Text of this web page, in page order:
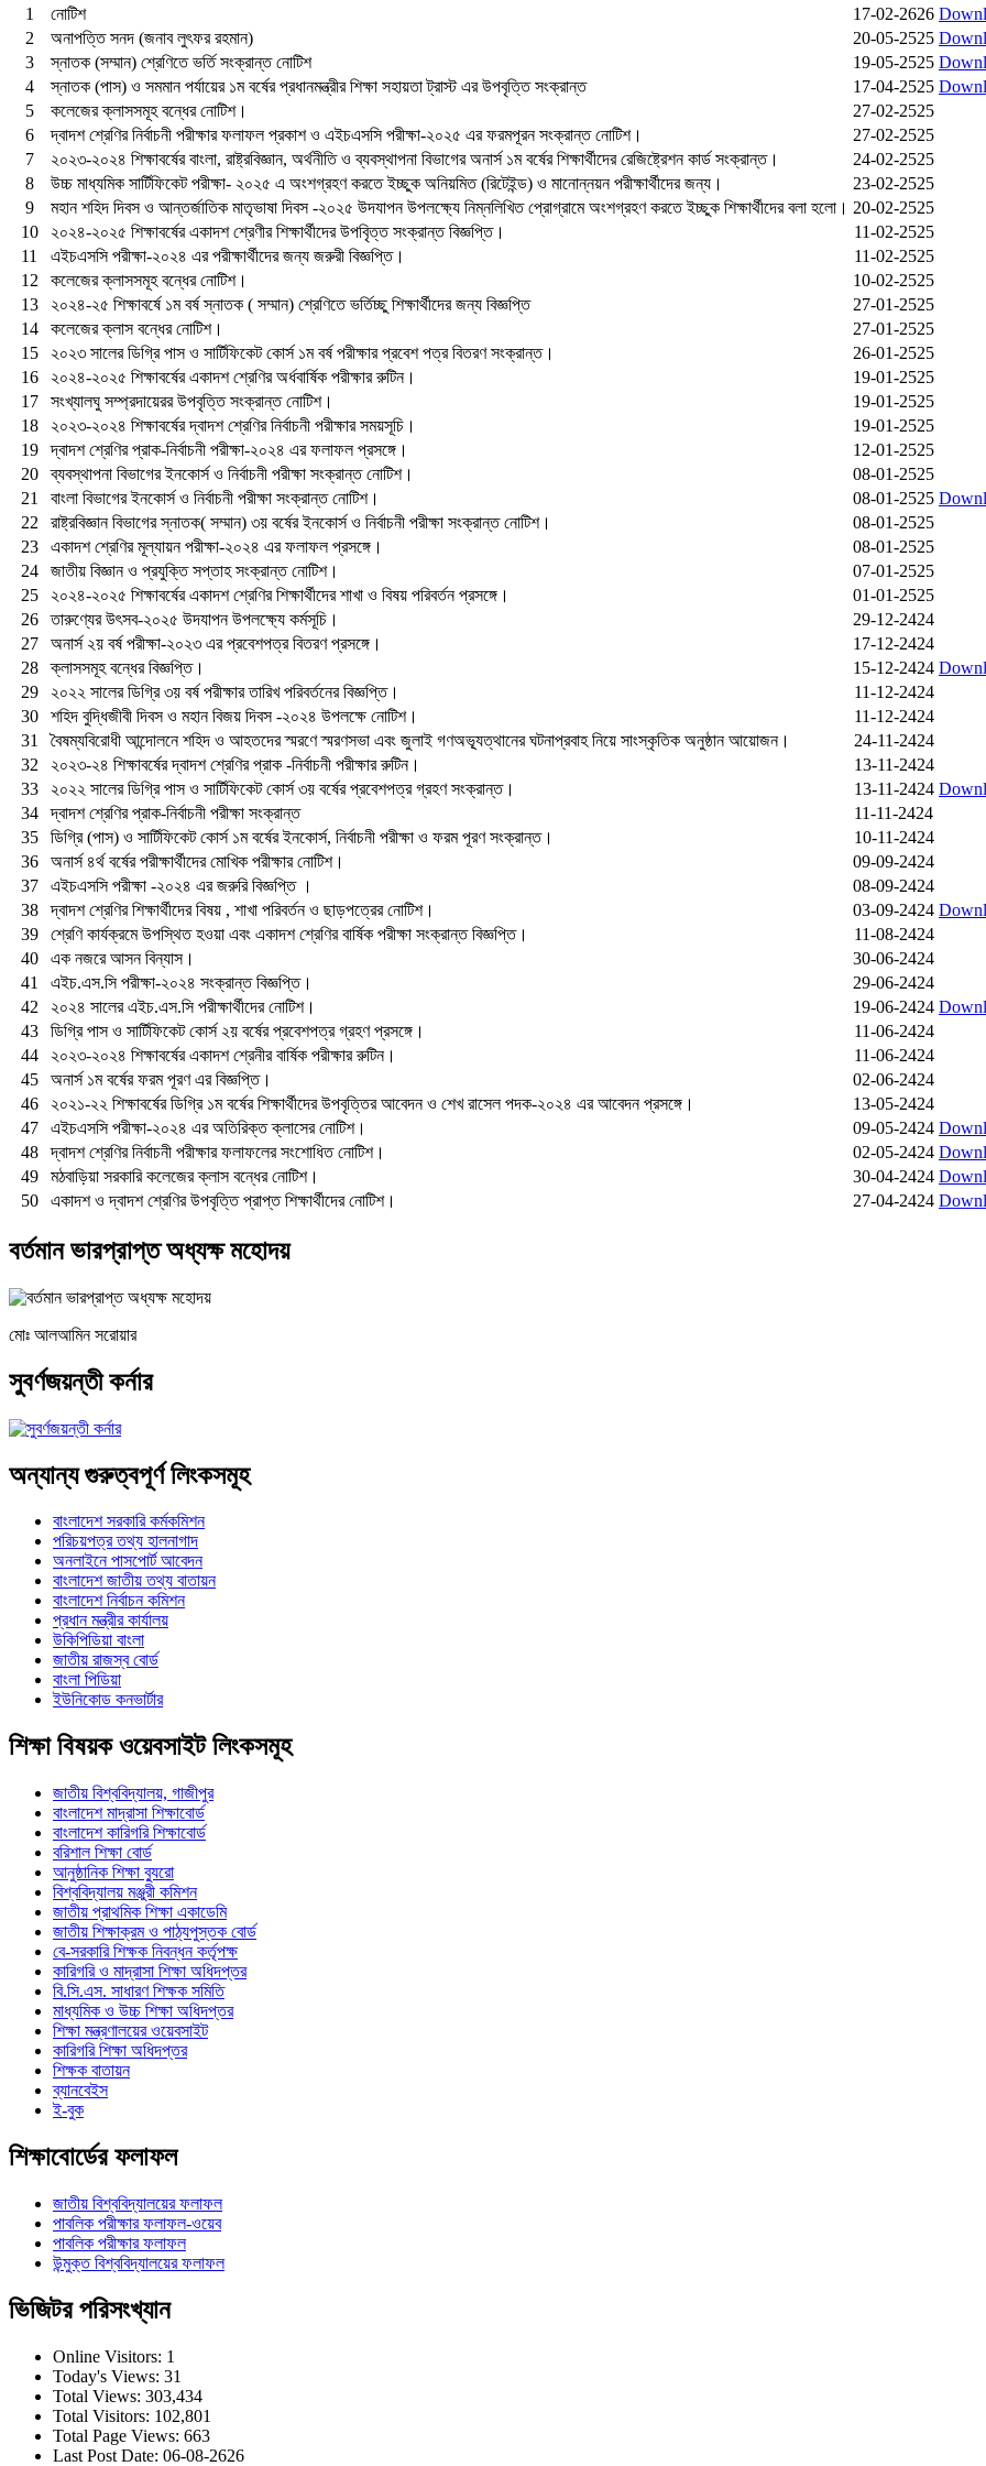
1
নোটিশ 17-02-2626
2
অনাপত্তি সনদ (জনাব লুৎফর রহমান) 20-05-2525
3
স্নাতক (সম্মান) শ্রেণিতে ভর্তি সংক্রান্ত নোটিশ 19-05-2525
4
স্নাতক (পাস) ও সমমান পর্যায়ের ১ম বর্ষের প্রধানমন্ত্রীর শিক্ষা সহায়তা ট্রাস্ট এর উপবৃত্তি সংক্রান্ত 17-04-2525
5
কলেজের ক্লাসসমূহ বন্ধের নোটিশ।
27-02-2525
6
দ্বাদশ শ্রেণির নির্বাচনী পরীক্ষার ফলাফল প্রকাশ ও এইচএসসি পরীক্ষা-২০২৫ এর ফরমপূরন সংক্রান্ত নোটিশ।
27-02-2525
7
২০২৩-২০২৪ শিক্ষাবর্ষের বাংলা, রাষ্ট্রবিজ্ঞান, অর্থনীতি ও ব্যবস্থাপনা বিভাগের অনার্স ১ম বর্ষের শিক্ষার্থীদের রেজিষ্ট্রেশন কার্ড সংক্রান্ত।
24-02-2525
8
উচ্চ মাধ্যমিক সার্টিফিকেট পরীক্ষা- ২০২৫ এ অংশগ্রহণ করতে ইচ্ছুক অনিয়মিত (রিটেইন্ড) ও মানোন্নয়ন পরীক্ষার্থীদের জন্য।
23-02-2525
9
মহান শহিদ দিবস ও আন্তর্জাতিক মাতৃভাষা দিবস -২০২৫ উদযাপন উপলক্ষ্যে নিম্নলিখিত প্রোগ্রামে অংশগ্রহণ করতে ইচ্ছুক শিক্ষার্থীদের বলা হলো। 20-02-2525
10
২০২৪-২০২৫ শিক্ষাবর্ষের একাদশ শ্রেণীর শিক্ষার্থীদের উপবৃিত্ত সংক্রান্ত বিজ্ঞপ্তি।
11-02-2525
11
এইচএসসি পরীক্ষা-২০২৪ এর পরীক্ষার্থীদের জন্য জরুরী বিজ্ঞপ্তি।
11-02-2525
12
কলেজের ক্লাসসমূহ বন্ধের নোটিশ।
10-02-2525
13
২০২৪-২৫ শিক্ষাবর্ষে ১ম বর্ষ স্নাতক ( সম্মান) শ্রেণিতে ভর্তিচ্ছু শিক্ষার্থীদের জন্য বিজ্ঞপ্তি
27-01-2525
14
কলেজের ক্লাস বন্ধের নোটিশ।
27-01-2525
15
২০২৩ সালের ডিগ্রি পাস ও সার্টিফিকেট কোর্স ১ম বর্ষ পরীক্ষার প্রবেশ পত্র বিতরণ সংক্রান্ত।
26-01-2525
16
২০২৪-২০২৫ শিক্ষাবর্ষের একাদশ শ্রেণির অর্ধবার্ষিক পরীক্ষার রুটিন।
19-01-2525
17
সংখ্যালঘু সম্প্রদায়েরর উপবৃত্তি সংক্রান্ত নোটিশ।
19-01-2525
18
২০২৩-২০২৪ শিক্ষাবর্ষের দ্বাদশ শ্রেণির নির্বাচনী পরীক্ষার সময়সূচি।
19-01-2525
19
দ্বাদশ শ্রেণির প্রাক-নির্বাচনী পরীক্ষা-২০২৪ এর ফলাফল প্রসঙ্গে।
12-01-2525
20
ব্যবস্থাপনা বিভাগের ইনকোর্স ও নির্বাচনী পরীক্ষা সংক্রান্ত নোটিশ।
08-01-2525
21
বাংলা বিভাগের ইনকোর্স ও নির্বাচনী পরীক্ষা সংক্রান্ত নোটিশ। 08-01-2525
22
রাষ্ট্রবিজ্ঞান বিভাগের স্নাতক( সম্মান) ৩য় বর্ষের ইনকোর্স ও নির্বাচনী পরীক্ষা সংক্রান্ত নোটিশ।
08-01-2525
23
একাদশ শ্রেণির মূল্যায়ন পরীক্ষা-২০২৪ এর ফলাফল প্রসঙ্গে।
08-01-2525
24
জাতীয় বিজ্ঞান ও প্রযুক্তি সপ্তাহ সংক্রান্ত নোটিশ।
07-01-2525
25
২০২৪-২০২৫ শিক্ষাবর্ষের একাদশ শ্রেণির শিক্ষার্থীদের শাখা ও বিষয় পরিবর্তন প্রসঙ্গে।
01-01-2525
26
তারুণ্যের উৎসব-২০২৫ উদযাপন উপলক্ষ্যে কর্মসূচি।
29-12-2424
27
অনার্স ২য় বর্ষ পরীক্ষা-২০২৩ এর প্রবেশপত্র বিতরণ প্রসঙ্গে।
17-12-2424
28
ক্লাসসমূহ বন্ধের বিজ্ঞপ্তি। 15-12-2424
29
২০২২ সালের ডিগ্রি ৩য় বর্ষ পরীক্ষার তারিখ পরিবর্তনের বিজ্ঞপ্তি।
11-12-2424
30
শহিদ বুদ্ধিজীবী দিবস ও মহান বিজয় দিবস -২০২৪ উপলক্ষে নোটিশ।
11-12-2424
31
বৈষম্যবিরোধী আন্দোলনে শহিদ ও আহতদের স্মরণে স্মরণসভা এবং জুলাই গণঅভ্যূত্থানের ঘটনাপ্রবাহ নিয়ে সাংস্কৃতিক অনুষ্ঠান আয়োজন।
24-11-2424
32
২০২৩-২৪ শিক্ষাবর্ষের দ্বাদশ শ্রেণির প্রাক -নির্বাচনী পরীক্ষার রুটিন।
13-11-2424
33
২০২২ সালের ডিগ্রি পাস ও সার্টিফিকেট কোর্স ৩য় বর্ষের প্রবেশপত্র গ্রহণ সংক্রান্ত। 13-11-2424
34
দ্বাদশ শ্রেণির প্রাক-নির্বাচনী পরীক্ষা সংক্রান্ত
11-11-2424
35
ডিগ্রি (পাস) ও সার্টিফিকেট কোর্স ১ম বর্ষের ইনকোর্স, নির্বাচনী পরীক্ষা ও ফরম পূরণ সংক্রান্ত।
10-11-2424
36
অনার্স ৪র্থ বর্ষের পরীক্ষার্থীদের মোখিক পরীক্ষার নোটিশ।
09-09-2424
37
এইচএসসি পরীক্ষা -২০২৪ এর জরুরি বিজ্ঞপ্তি ।
08-09-2424
38
দ্বাদশ শ্রেণির শিক্ষার্থীদের বিষয় , শাখা পরিবর্তন ও ছাড়পত্রের নোটিশ। 03-09-2424
39
শ্রেণি কার্যক্রমে উপস্থিত হওয়া এবং একাদশ শ্রেণির বার্ষিক পরীক্ষা সংক্রান্ত বিজ্ঞপ্তি।
11-08-2424
40
এক নজরে আসন বিন্যাস।
30-06-2424
41
এইচ.এস.সি পরীক্ষা-২০২৪ সংক্রান্ত বিজ্ঞপ্তি।
29-06-2424
42
২০২৪ সালের এইচ.এস.সি পরীক্ষার্থীদের নোটিশ। 19-06-2424
43
ডিগ্রি পাস ও সার্টিফিকেট কোর্স ২য় বর্ষের প্রবেশপত্র গ্রহণ প্রসঙ্গে।
11-06-2424
44
২০২৩-২০২৪ শিক্ষাবর্ষের একাদশ শ্রেনীর বার্ষিক পরীক্ষার রুটিন।
11-06-2424
45
অনার্স ১ম বর্ষের ফরম পূরণ এর বিজ্ঞপ্তি।
02-06-2424
46
২০২১-২২ শিক্ষাবর্ষের ডিগ্রি ১ম বর্ষের শিক্ষার্থীদের উপবৃত্তির আবেদন ও শেখ রাসেল পদক-২০২৪ এর আবেদন প্রসঙ্গে।
13-05-2424
47
এইচএসসি পরীক্ষা-২০২৪ এর অতিরিক্ত ক্লাসের নোটিশ। 09-05-2424
48
দ্বাদশ শ্রেণির নির্বাচনী পরীক্ষার ফলাফলের সংশোধিত নোটিশ। 02-05-2424
49
মঠবাড়িয়া সরকারি কলেজের ক্লাস বন্ধের নোটিশ। 30-04-2424
50
একাদশ ও দ্বাদশ শ্রেণির উপবৃত্তি প্রাপ্ত শিক্ষার্থীদের নোটিশ। 27-04-2424
বর্তমান ভারপ্রাপ্ত অধ্যক্ষ মহোদয়
মোঃ আলআমিন সরোয়ার
সুবর্ণজয়ন্তী কর্নার
অন্যান্য গুরুত্বপূর্ণ লিংকসমূহ
বাংলাদেশ সরকারি কর্মকমিশন
পরিচয়পত্র তথ্য হালনাগাদ
অনলাইনে পাসপোর্ট আবেদন
বাংলাদেশ জাতীয় তথ্য বাতায়ন
বাংলাদেশ নির্বাচন কমিশন
প্রধান মন্ত্রীর কার্যালয়
উকিপিডিয়া বাংলা
জাতীয় রাজস্ব বোর্ড
বাংলা পিডিয়া
ইউনিকোড কনভার্টার
শিক্ষা বিষয়ক ওয়েবসাইট লিংকসমূহ
জাতীয় বিশ্ববিদ্যালয়, গাজীপুর
বাংলাদেশ মাদ্রাসা শিক্ষাবোর্ড
বাংলাদেশ কারিগরি শিক্ষাবোর্ড
বরিশাল শিক্ষা বোর্ড
আনুষ্ঠানিক শিক্ষা ব্যুরো
বিশ্ববিদ্যালয় মঞ্জুরী কমিশন
জাতীয় প্রাথমিক শিক্ষা একাডেমি
জাতীয় শিক্ষাক্রম ও পাঠ্যপুস্তক বোর্ড
বে-সরকারি শিক্ষক নিবন্ধন কর্তৃপক্ষ
কারিগরি ও মাদ্রাসা শিক্ষা অধিদপ্তর
বি.সি.এস. সাধারণ শিক্ষক সমিতি
মাধ্যমিক ও উচ্চ শিক্ষা অধিদপ্তর
শিক্ষা মন্ত্রণালয়ের ওয়েবসাইট
কারিগরি শিক্ষা অধিদপ্তর
শিক্ষক বাতায়ন
ব্যানবেইস
ই-বুক
শিক্ষাবোর্ডের ফলাফল
জাতীয় বিশ্ববিদ্যালয়ের ফলাফল
পাবলিক পরীক্ষার ফলাফল-ওয়েব
পাবলিক পরীক্ষার ফলাফল
উন্মুক্ত বিশ্ববিদ্যালয়ের ফলাফল
ভিজিটর পরিসংখ্যান
Online Visitors: 1
Today's Views: 31
Total Views: 303,434
Total Visitors: 102,801
Total Page Views: 663
Last Post Date: 06-08-2626